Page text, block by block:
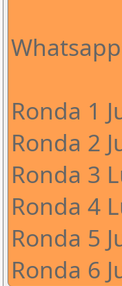
Ronda 1
Ronda 2
Ronda 3
Ronda 4
Ronda 5
Ronda 6